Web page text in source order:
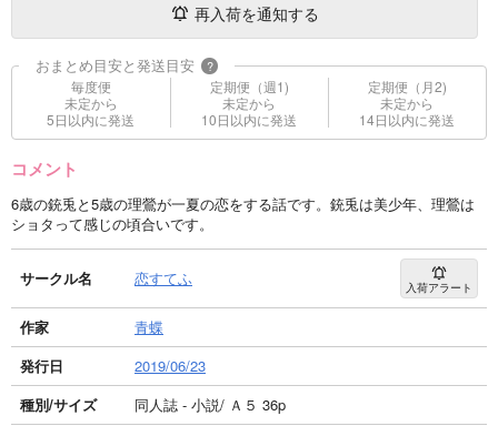
再入荷を通知する
おまとめ目安と発送目安 ?
毎度便
未定から
5日以内に発送
定期便（週1)
未定から
10日以内に発送
定期便（月2)
未定から
14日以内に発送
コメント
6歳の銃兎と5歳の理鶯が一夏の恋をする話です。銃兎は美少年、理鶯は
ショタって感じの頃合いです。
サークル名 恋すてふ 入荷アラート
作家
青蝶
発行日
2019/06/23
種別/サイズ
同人誌 - 小説/ Ａ５ 36p